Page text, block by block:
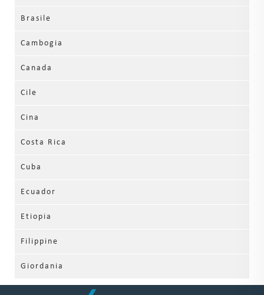
Brasile
Cambogia
Canada
Cile
Cina
Costa Rica
Cuba
Ecuador
Etiopia
Filippine
Giordania